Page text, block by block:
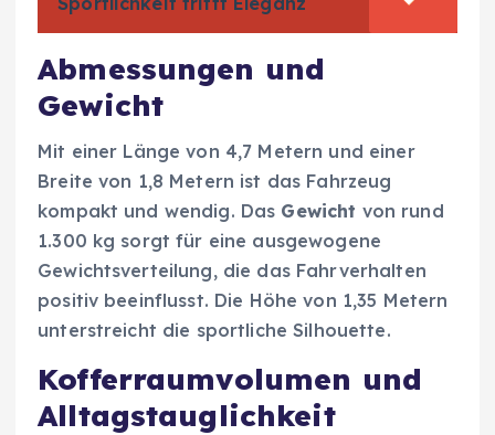
Abmessungen und
Gewicht
Mit einer Länge von 4,7 Metern und einer
Breite von 1,8 Metern ist das Fahrzeug
kompakt und wendig. Das Gewicht von rund
1.300 kg sorgt für eine ausgewogene
Gewichtsverteilung, die das Fahrverhalten
positiv beeinflusst. Die Höhe von 1,35 Metern
unterstreicht die sportliche Silhouette.
Kofferraumvolumen und
Alltagstauglichkeit